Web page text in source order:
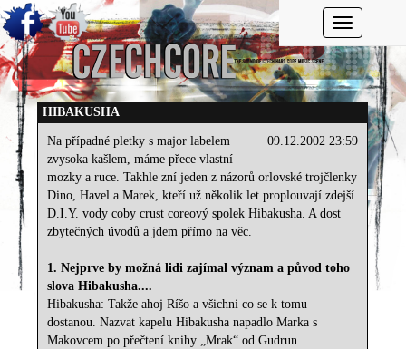
Toggle
HIBAKUSHA
09.12.2002 23:59
Na případné pletky s major labelem
zvysoka kašlem, máme přece vlastní
mozky a ruce. Takhle zní jeden z názorů orlovské trojčlenky
Dino, Havel a Marek, kteří už několik let proplouvají zdejší
D.I.Y. vody coby crust coreový spolek Hibakusha. A dost
zbytečných úvodů a jdem přímo na věc.
1. Nejprve by možná lidi zajímal význam a původ toho
slova Hibakusha....
Hibakusha: Takže ahoj Ríšo a všichni co se k tomu
dostanou. Nazvat kapelu Hibakusha napadlo Marka s
Makovcem po přečtení knihy „Mrak“ od Gudrun